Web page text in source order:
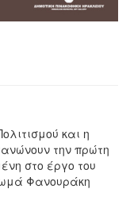
και η
την πρώτη
στο έργο του
Φανουράκη